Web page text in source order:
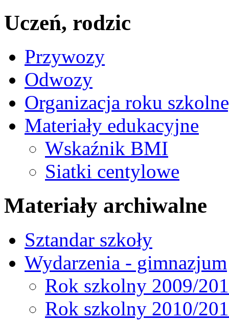
Uczeń, rodzic
Przywozy
Odwozy
Organizacja roku
Materiały edukacyjne
Wskaźnik BMI
Siatki centylowe
Materiały archiwalne
Sztandar szkoły
Wydarzenia - gimnazjum
Rok szkolny 2009/
Rok szkolny 2010/